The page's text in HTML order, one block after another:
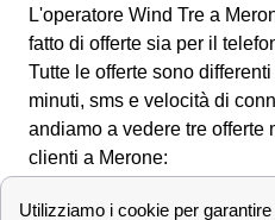
L'operatore Wind Tre a
fatto di offerte sia per il
Tutte le offerte sono
minuti, sms e velocità di
andiamo a vedere tre offerte
clienti a Merone:
OFFERTE a